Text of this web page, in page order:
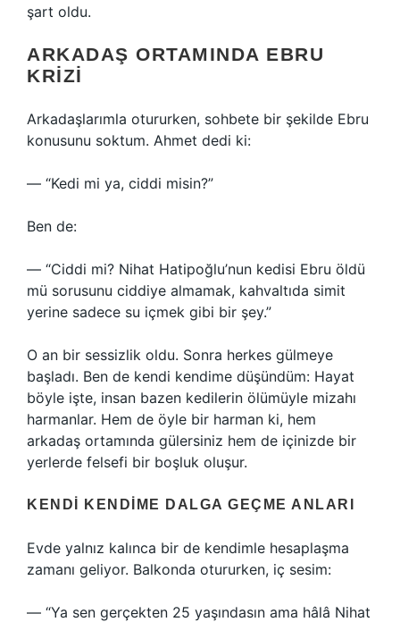
şart oldu.
ARKADAŞ ORTAMINDA EBRU
KRIZI
Arkadaşlarımla otururken, sohbete bir şekilde Ebru
konusunu soktum. Ahmet dedi ki:
— “Kedi mi ya, ciddi misin?”
Ben de:
— “Ciddi mi? Nihat Hatipoğlu’nun kedisi Ebru öldü
mü sorusunu ciddiye almamak, kahvaltıda simit
yerine sadece su içmek gibi bir şey.”
O an bir sessizlik oldu. Sonra herkes gülmeye
başladı. Ben de kendi kendime düşündüm: Hayat
böyle işte, insan bazen kedilerin ölümüyle mizahı
harmanlar. Hem de öyle bir harman ki, hem
arkadaş ortamında gülersiniz hem de içinizde bir
yerlerde felsefi bir boşluk oluşur.
KENDI KENDIME DALGA GEÇME ANLARI
Evde yalnız kalınca bir de kendimle hesaplaşma
zamanı geliyor. Balkonda otururken, iç sesim:
— “Ya sen gerçekten 25 yaşındasın ama hâlâ Nihat